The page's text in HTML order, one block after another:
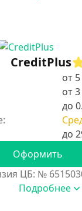
кошелька без
(Qiwi)
Киви
кошелька для
и возможности
CreditPlus
от
от
до
Оформить
ЦБ: №
Подробнее